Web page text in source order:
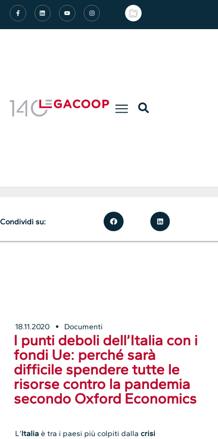
18.11.2020 Documenti
I punti deboli dell’Italia con i
fondi Ue: perché sarà
difficile spendere tutte le
risorse contro la pandemia
secondo Oxford Economics
L’Italia è tra i paesi più colpiti dallacrisi
Condividi su: